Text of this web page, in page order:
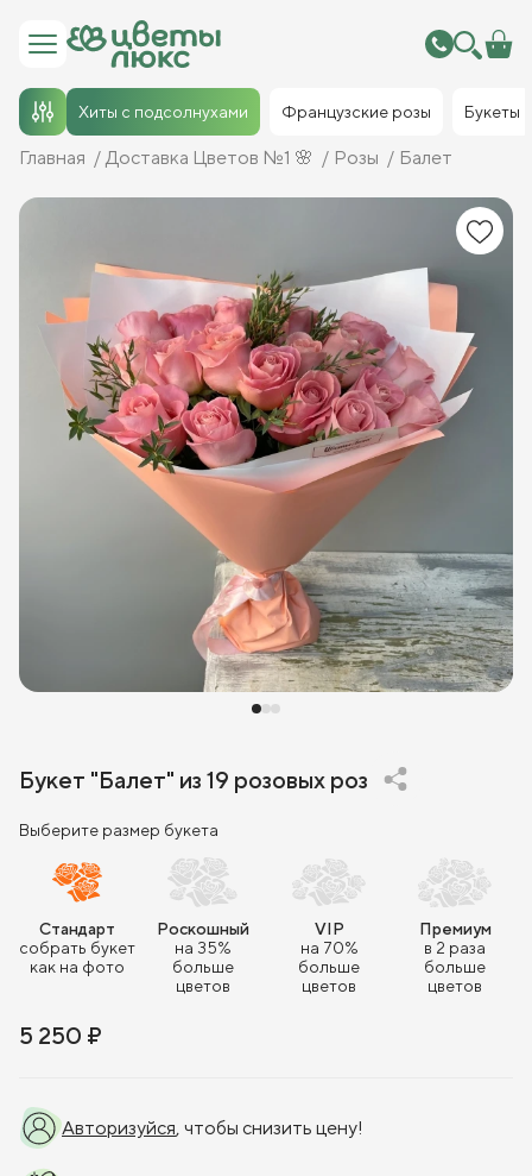
Хиты с подсолнухами Французские розы Букеты
Главная Доставка Цветов №1 🌸 Розы Балет
Букет "Балет" из 19 розовых роз
Выберите размер букета
Стандарт
собрать букет
как на фото
Роскошный
на 35%
больше
цветов
VIP
на 70%
больше
цветов
Премиум
в 2 раза
больше
цветов
5 250 ₽
Авторизуйся, чтобы снизить цену!